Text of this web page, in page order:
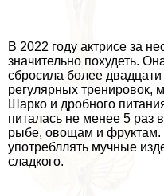
В 2022 году актрисе за
значительно похудеть.
сбросила более
регулярных тренировок,
Шарко и дробного
питалась не менее 5 раз
рыбе, овощам и фруктам.
употрeбллять мучные
сладкого.